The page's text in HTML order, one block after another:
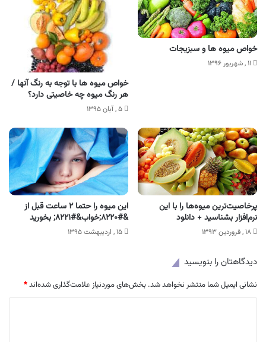
خواص میوه ها و سبزیجات
۱۱ , شهریور ۱۳۹۶
خواص میوه ها با توجه به رنگ آنها /
هر رنگ میوه چه خاصیتی دارد؟
۵ , آبان ۱۳۹۵
پرخاصیت‌ترین میوه‌ها را با این
نرم‌افزار بشناسید + دانلود
۱۸ , فروردین ۱۳۹۳
این میوه را حتما ۲ ساعت قبل از
&#۸۲۲۰;خواب&#۸۲۲۱; بخورید
۱۵ , اردیبهشت ۱۳۹۵
دیدگاهتان را بنویسید
نشانی ایمیل شما منتشر نخواهد شد. بخش‌های موردنیاز علامت‌گذاری شده‌اند*